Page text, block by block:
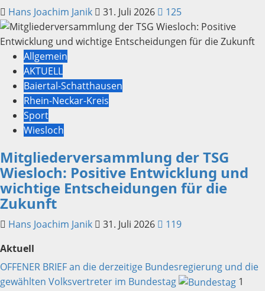
Hans Joachim Janik 31. Juli 2026 125
Allgemein
AKTUELL
Baiertal-Schatthausen
Rhein-Neckar-Kreis
Sport
Wiesloch
Mitgliederversammlung der TSG
Wiesloch: Positive Entwicklung und
wichtige Entscheidungen für die
Zukunft
Hans Joachim Janik 31. Juli 2026
119
Aktuell
OFFENER BRIEF an die derzeitige Bundesregierung und die
gewählten Volksvertreter im Bundestag
1